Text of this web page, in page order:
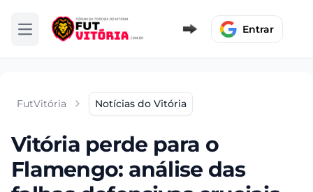
Abrir menu Entrar
FutVitória Notícias do Vitória
Vitória perde para o
Flamengo: análise das